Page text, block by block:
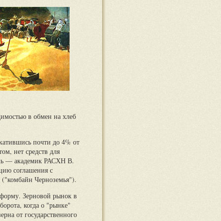
в обмен на хлеб
почти до 4% от
нет средств для
— академик РАСХН В.
соглашения с
Черноземья").
Зерновой рынок в
когда о "рынке"
от государственного